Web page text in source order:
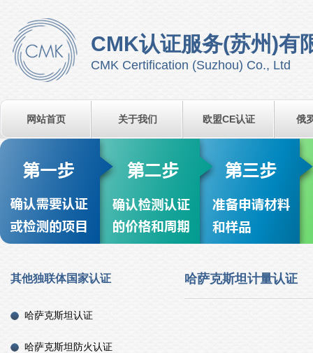
CMK认证服务(苏州)有
CMK Certification (Suzhou) Co., Ltd
网站首页 关于我们 欧盟CE认证 俄
其他独联体国家认证
哈萨克斯坦认证
哈萨克斯坦防火认证
哈萨克斯坦计量认证